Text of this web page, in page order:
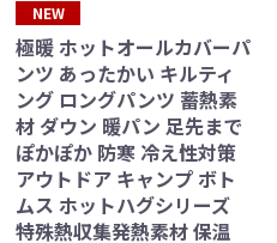
NEW
極暖 ホットオールカバーパ
ンツ あったかい キルティ
ング ロングパンツ 蓄熱素
材 ダウン 暖パン 足先まで
ぽかぽか 防寒 冷え性対策
アウトドア キャンプ ボト
ムス ホットハグシリーズ
特殊熱収集発熱素材 保温